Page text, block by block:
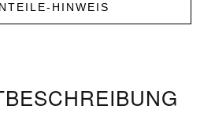
HINWEIS